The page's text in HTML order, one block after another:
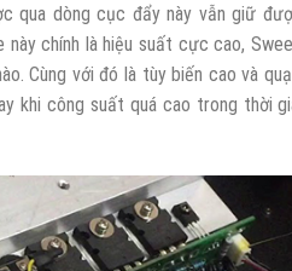
qua dòng cục đẩy này vẫn giữ
này chính là hiệu suất cực cao,
Cùng với đó là tùy biến cao và
khi công suất quá cao trong thời